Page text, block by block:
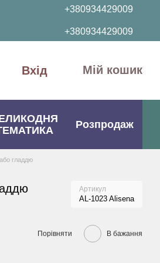
+380934429009
+380934429009
Вхід Мій кошик
Розпродаж
гладдю
Артикул
AL-1023 Alisena
Порівняти В бажання